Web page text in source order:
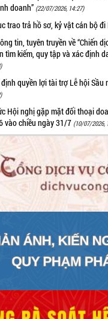
doanh” (22/07/2026, 14:27)
trao trả hồ sơ, kỷ vật cán bộ đi
tin, tuyên truyền về “Chiến
tìm kiếm, quy tập và xác định
quyền lợi tài trợ Lễ hội
Hội nghị gặp mặt đối thoại
vào chiều ngày 31/7 (10/07/2026,